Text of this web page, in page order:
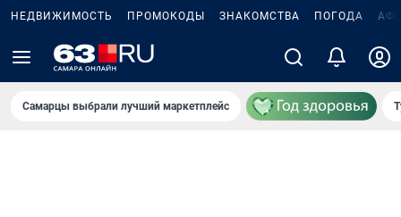
НЕДВИЖИМОСТЬ ПРОМОКОДЫ ЗНАКОМСТВА ПОГОДА
Самарцы выбрали лучший маркетплейс